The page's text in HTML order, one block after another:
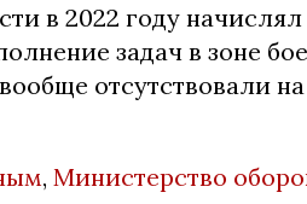
в 2022 году
задач в зоне
отсутствовали
, Министерство